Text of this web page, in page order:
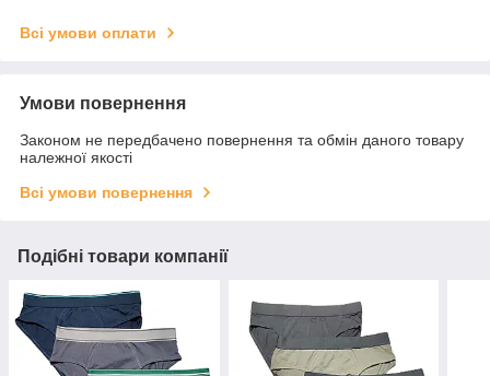
Всі умови оплати
Умови повернення
Законом не передбачено повернення та обмін даного товару
належної якості
Всі умови повернення
Подібні товари компанії